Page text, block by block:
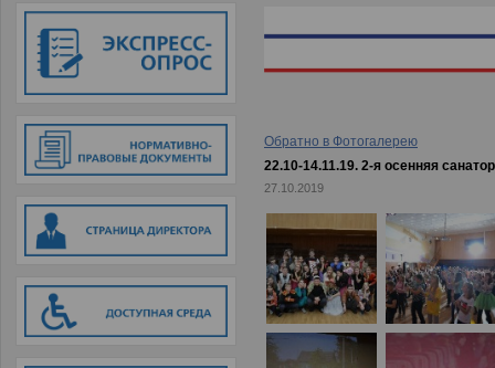
Обратно в Фотогалерею
22.10-14.11.19. 2-я осенняя
27.10.2019